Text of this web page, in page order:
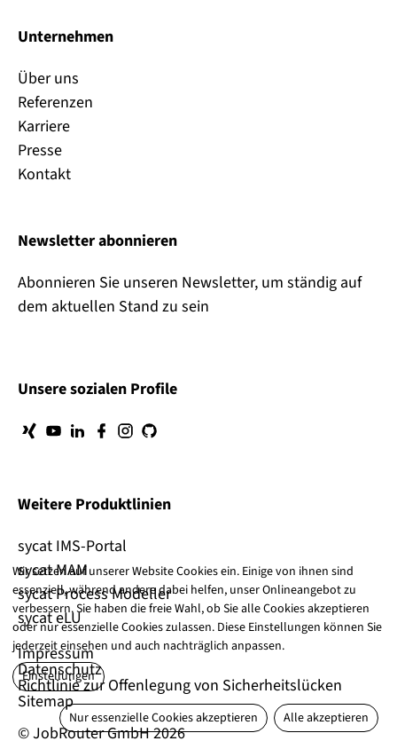
Unternehmen
Über uns
Referenzen
Karriere
Presse
Kontakt
Newsletter abonnieren
Abonnieren Sie unseren Newsletter, um ständig auf
dem aktuellen Stand zu sein
Unsere sozialen Profile
Weitere Produktlinien
sycat IMS-Portal
sycat MAM
sycat Process Modeller
sycat eLU
Impressum
Datenschutz
Richtlinie zur Offenlegung von Sicherheitslücken
Sitemap
© JobRouter GmbH 2026
Wir setzen auf unserer Website Cookies ein. Einige von ihnen sind
essenziell, während andere dabei helfen, unser Onlineangebot zu
verbessern. Sie haben die freie Wahl, ob Sie alle Cookies akzeptieren
oder nur essenzielle Cookies zulassen. Diese Einstellungen können Sie
jederzeit einsehen und auch nachträglich anpassen.
Einstellungen
Nur essenzielle Cookies akzeptieren Alle akzeptieren